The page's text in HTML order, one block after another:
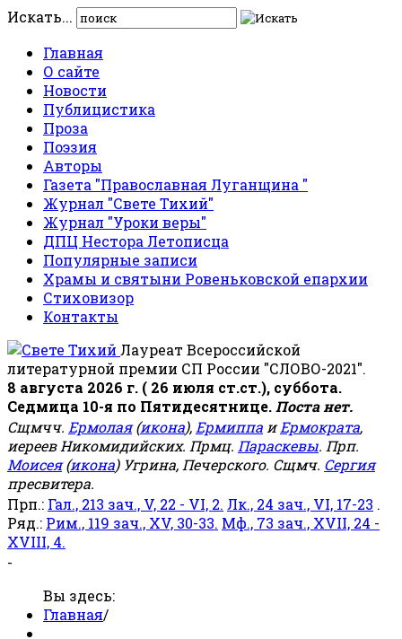
Искать...
Главная
О сайте
Новости
Публицистика
Проза
Поэзия
Авторы
Газета "Православная Луганщина "
Журнал "Свете Тихий"
Журнал "Уроки веры"
ДПЦ Нестора Летописца
Популярные записи
Храмы и святыни Ровеньковской епархии
Стиховизор
Контакты
Лауреат Всероссийской
литературной премии СП России "СЛОВО-2021".
8 августа 2026 г. ( 26 июля ст.ст.), суббота.
Седмица 10-я по Пятидесятнице. Поста нет.
Сщмчч. Ермолая(икона), Ермиппа иЕрмократа,
иереев Никомидийских. Прмц. Параскевы. Прп.
Моисея(икона) Угрина, Печерского. Сщмч. Сергия
пресвитера.
Прп.: Гал., 213 зач., V, 22 - VI, 2. Лк., 24 зач., VI, 17-23 .
Ряд.: Рим., 119 зач., XV, 30-33. Мф., 73 зач., XVII, 24 -
XVIII, 4.
-
Вы здесь:
Главная/